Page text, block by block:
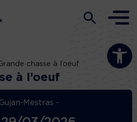
Ouvrir la
chasse à l’oeuf
à l’oeuf
Gujan-Mestras -